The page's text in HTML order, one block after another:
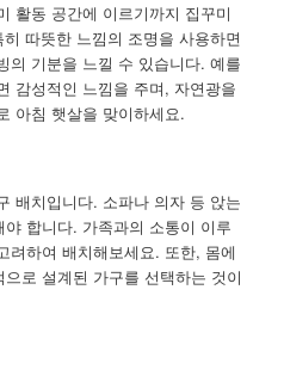
활동 공간에 이르기까지 집꾸미
따뜻한 느낌의 조명을 사용하면
의 기분을 느낄 수 있습니다. 예를
감성적인 느낌을 주며, 자연광을
아침 햇살을 맞이하세요.
배치입니다. 소파나 의자 등 앉는
합니다. 가족과의 소통이 이루
려하여 배치해보세요. 또한, 몸에
로 설계된 가구를 선택하는 것이